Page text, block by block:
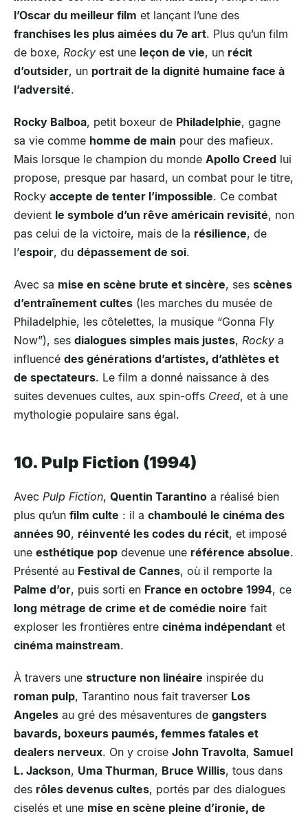
l’Oscar du meilleur film et lançant l’une des
franchises les plus aimées du 7e art. Plus qu’un film
de boxe, Rocky est une leçon de vie, un récit
d’outsider, un portrait de la dignité humaine face à
l’adversité.
Rocky Balboa, petit boxeur de Philadelphie, gagne
sa vie comme homme de main pour des mafieux.
Mais lorsque le champion du monde Apollo Creed lui
propose, presque par hasard, un combat pour le titre,
Rocky accepte de tenter l’impossible. Ce combat
devient le symbole d’un rêve américain revisité, non
pas celui de la victoire, mais de la résilience, de
l’espoir, du dépassement de soi.
Avec sa mise en scène brute et sincère, ses scènes
d’entraînement cultes (les marches du musée de
Philadelphie, les côtelettes, la musique “Gonna Fly
Now”), ses dialogues simples mais justes, Rocky a
influencé des générations d’artistes, d’athlètes et
de spectateurs. Le film a donné naissance à des
suites devenues cultes, aux spin-offs Creed, et à une
mythologie populaire sans égal.
10. Pulp Fiction (1994)
Avec Pulp Fiction, Quentin Tarantino a réalisé bien
plus qu’un film culte : il a chamboulé le cinéma des
années 90, réinventé les codes du récit, et imposé
une esthétique pop devenue une référence absolue.
Présenté au Festival de Cannes, où il remporte la
Palme d’or, puis sorti en France en octobre 1994, ce
long métrage de crime et de comédie noire fait
exploser les frontières entre cinéma indépendant et
cinéma mainstream.
À travers une structure non linéaire inspirée du
roman pulp, Tarantino nous fait traverser Los
Angeles au gré des mésaventures de gangsters
bavards, boxeurs paumés, femmes fatales et
dealers nerveux. On y croise John Travolta, Samuel
L. Jackson, Uma Thurman, Bruce Willis, tous dans
des rôles devenus cultes, portés par des dialogues
ciselés et une mise en scène pleine d’ironie, de